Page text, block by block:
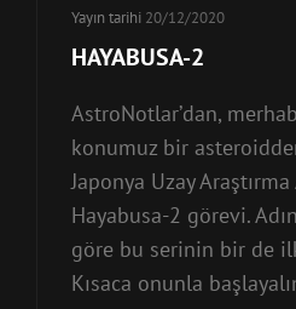
Yayın tarihi 20/12/2020
HAYABUSA-2
AstroNotlar’dan,
konumuz bir
Japonya Uzay Araştırma
Hayabusa-2 görevi.
göre bu serinin bir de
Kısaca onunla